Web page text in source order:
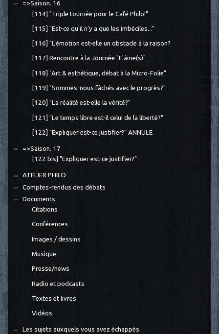
=>Saison. 16
[114] "Triple tournée pour le Café Philo!"
[115] "Est-ce qu'il n'y a que les imbéciles..."
[116] "L'émotion est-elle un obstacle à la raison?
[117] Rencontre à la Journée "F'âme(s)"
[118] "Art & esthétique, débat à la Micro-Folie"
[119] "Sommes-nous fâchés avec le progrès?"
[120] "La réalité est-elle la vérité?"
[121] "Le temps libre est-il celui de la liberté?"
[122] "Expliquer est-ce justifier?" ANNULE
=>Saison. 17
[122 bis] "Expliquer est-ce justifier?"
ATELIER PHILO
Comptes-rendus des débats
Documents
Citations
Conférences
Images / dessins
Musique
Presse/news
Radio et podcasts
Textes et livres
Vidéos
Les sujets auxquels vous avez échappés